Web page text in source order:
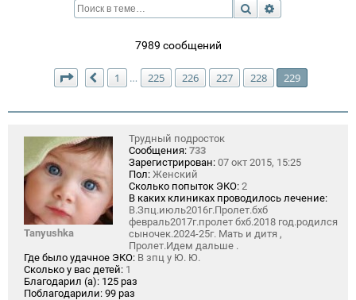
Поиск
7989 сообщений
Страница 229 из229
Пред.
1 … 225 226 227 228 229
Tanyushka
Трудный подросток
Сообщения: 733
Зарегистрирован: 07 окт 2015, 15:25
Пол: Женский
Сколько попыток ЭКО: 2
В каких клиниках проводилось лечение:
В.Зпц.июль2016г.Пролет.бхб
февраль2017г.пролет бхб.2018 год.родился
сыночек.2024-25г. Мать и дитя ,
Пролет.Идем дальше .
Где было удачное ЭКО: В зпц у Ю. Ю.
Сколько у вас детей: 1
Благодарил (а): 125 раз
Поблагодарили: 99 раз